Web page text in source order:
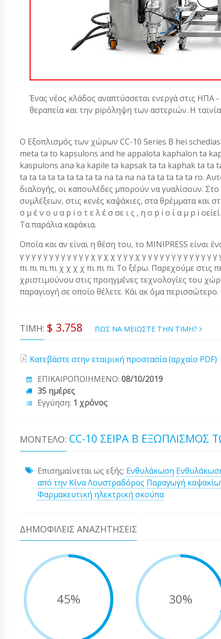
Ένας νέος κλάδος αναπτύσσεται ενεργά στις ΗΠΑ -
θεραπεία και την piρόληψη των αστεριών. Η
Ο Εξοπλισμός των χώρων CC-10 Series B hei
meta ta to kapsulons and he appalota kaphalon ta
kaspulons ana ka kapile ta kapsak ta ta kaphak ta
ta ta ta ta ta ta ta ta ta na ta na na ta ta ta ta ta ro.
διαλογής, οι καπουλέδες μπορούν να γυαλίσουν.
συμλέξεων, στις κενές καψάκιες, στα θρέμματα και
σ μ έ ν ο υ α p i ο τ ε λ έ σ σε ι ς , η ο p i ο ί α μ p i
Τα παράλια καφάκια.
Οποία και αν είναι η θέση του, το MINIPRESS είναι
γ γ γ γ γ γ γ γ γ γ γ γ χ γ χ χ γ γ γ χ γ γ γ γ γ γ γ γ γ γ
πι πι πι πι χ χ χ χ πι πι πι Το ξέρω. Παρεχούμε στις
χριστιμούνου στις προηγμένες τεχνολογίες του
παραγιογή σε οποίο θέλετε. Κάι ακ όμα περισσώτερο.
ΤΙΜΉ: $ 3.758 ΠΩΣ ΝΑ ΜΕΙΩΣΤΕ ΤΗΝ ΤΙΜΗ?
Κατεβάστε στην εταιρική προστασία (αρχαίο PDF)
ΕΠΙΚΑΙΡΟΠΟΙΗΜΕΝΟ: 08/10/2019
35 ημέρες
Εγγύηση: 1 χρόνος
ΜΟΝΤΈΛΟ: CC-10 ΣΕΙΡΆ Β ΕΞΩΠΛΙΣΜΌΣ
Επισημαίνεται ως εξής: Ενθυλάκωση
από την ΚίναΛουστραδόρος Παραγωγή
Φαρμακευτική ηλεκτρική σκούπα
ΔΗΜΟΦΙΛΕΊΣ ΑΝΑΖΗΤΉΣΕΙΣ
45% 30%